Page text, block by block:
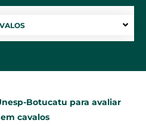
Botucatu para avaliar
cavalos